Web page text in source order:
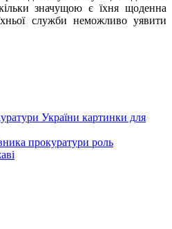
значущою є їхня щоденна
служби неможливо уявити
України картинки для
прокуратури роль